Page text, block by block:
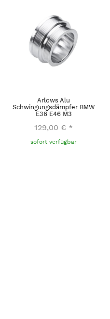
Arlows Alu
Schwingungsdämpfer BMW
E36 E46 M3
129,00 € *
sofort verfügbar